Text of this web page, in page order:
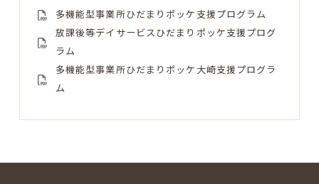
多機能型事業所ひだまりポッケ支援プログラム
放課後等デイサービスひだまりポッケ支援プログ
ラム
多機能型事業所ひだまりポッケ大崎支援プログラ
ム